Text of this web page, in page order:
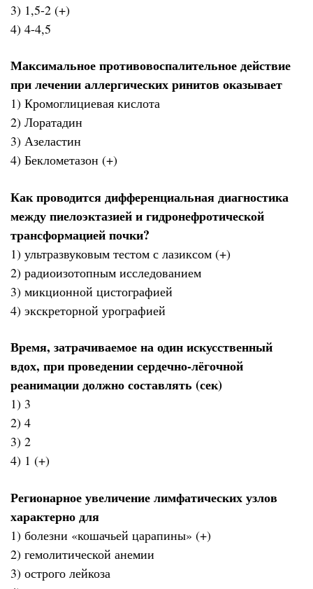
3) 1,5-2 (+)
4) 4-4,5
Максимальное противовоспалительное действие
при лечении аллергических ринитов оказывает
1) Кромоглициевая кислота
2) Лоратадин
3) Азеластин
4) Беклометазон (+)
Как проводится дифференциальная диагностика
между пиелоэктазией и гидронефротической
трансформацией почки?
1) ультразвуковым тестом с лазиксом (+)
2) радиоизотопным исследованием
3) микционной цистографией
4) экскреторной урографией
Время, затрачиваемое на один искусственный
вдох, при проведении сердечно-лёгочной
реанимации должно составлять (сек)
1) 3
2) 4
3) 2
4) 1 (+)
Регионарное увеличение лимфатических узлов
характерно для
1) болезни «кошачьей царапины» (+)
2) гемолитической анемии
3) острого лейкоза